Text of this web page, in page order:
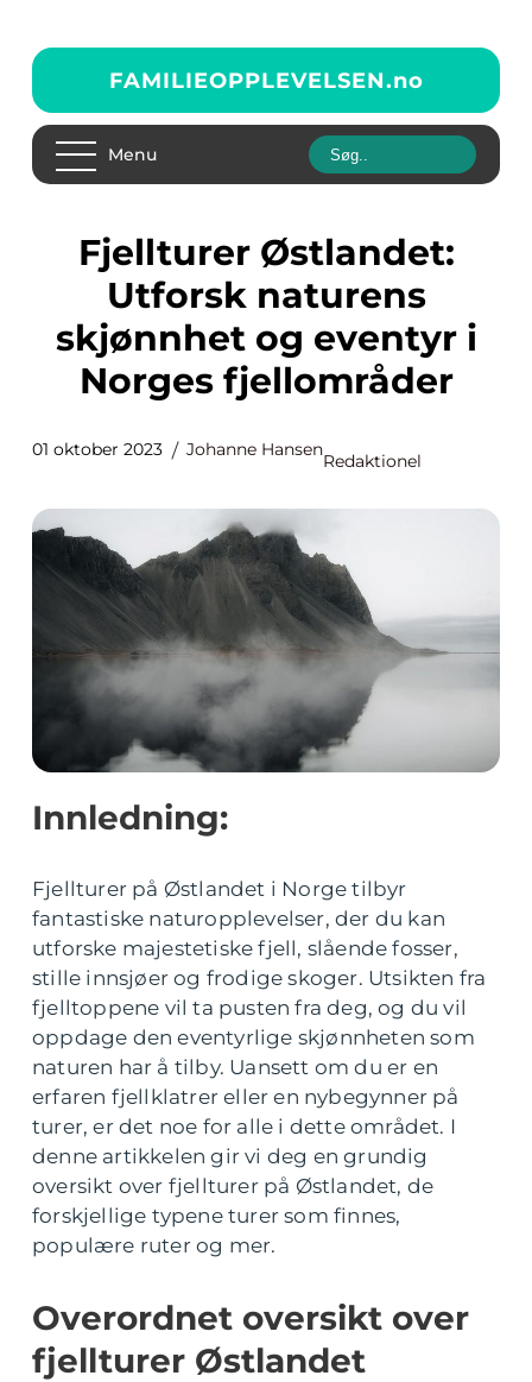
FAMILIEOPPLEVELSEN.no
Menu
Fjellturer Østlandet:
Utforsk naturens
skjønnhet og eventyr i
Norges fjellområder
01 oktober 2023 Johanne Hansen
Redaktionel
Innledning:
Fjellturer på Østlandet i Norge tilbyr
fantastiske naturopplevelser, der du kan
utforske majestetiske fjell, slående fosser,
stille innsjøer og frodige skoger. Utsikten fra
fjelltoppene vil ta pusten fra deg, og du vil
oppdage den eventyrlige skjønnheten som
naturen har å tilby. Uansett om du er en
erfaren fjellklatrer eller en nybegynner på
turer, er det noe for alle i dette området. I
denne artikkelen gir vi deg en grundig
oversikt over fjellturer på Østlandet, de
forskjellige typene turer som finnes,
populære ruter og mer.
Overordnet oversikt over
fjellturer Østlandet